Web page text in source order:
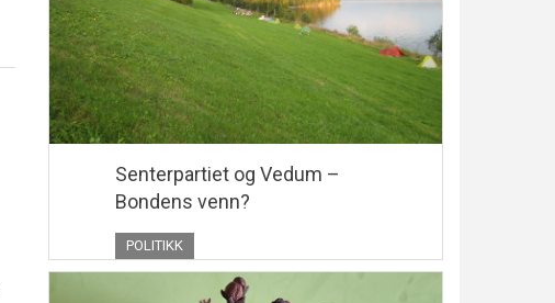
Senterpartiet og Vedum –
Bondens venn?
POLITIKK